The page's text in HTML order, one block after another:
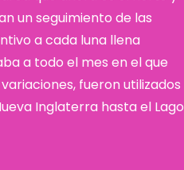
un seguimiento de las
a cada luna llena
a todo el mes en el que
fueron utilizados
Inglaterra hasta el Lago